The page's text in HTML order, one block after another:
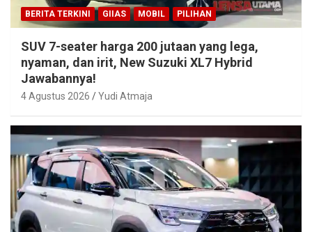
BERITA TERKINI GIIAS MOBIL PILIHAN
SUV 7-seater harga 200 jutaan yang lega,
nyaman, dan irit, New Suzuki XL7 Hybrid
Jawabannya!
4 Agustus 2026 Yudi Atmaja